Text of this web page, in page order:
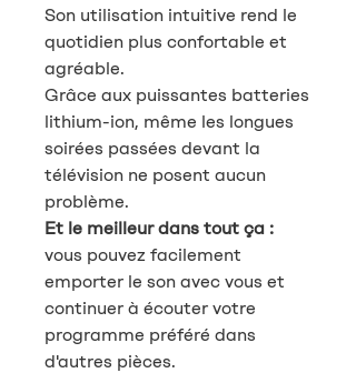
Son utilisation intuitive rend le
quotidien plus confortable et
agréable.
Grâce aux puissantes batteries
lithium-ion, même les longues
soirées passées devant la
télévision ne posent aucun
problème.
Et le meilleur dans tout ça :
vous pouvez facilement
emporter le son avec vous et
continuer à écouter votre
programme préféré dans
d'autres pièces.